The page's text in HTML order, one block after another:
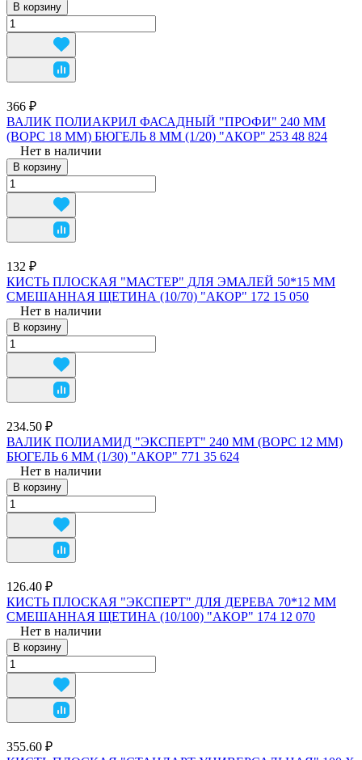
В корзину
366 ₽
ВАЛИК ПОЛИАКРИЛ ФАСАДНЫЙ "ПРОФИ" 240 ММ
(ВОРС 18 ММ) БЮГЕЛЬ 8 ММ (1/20) "АКОР" 253 48 824
Нет в наличии
В корзину
132 ₽
КИСТЬ ПЛОСКАЯ "МАСТЕР" ДЛЯ ЭМАЛЕЙ 50*15 ММ
СМЕШАННАЯ ЩЕТИНА (10/70) "АКОР" 172 15 050
Нет в наличии
В корзину
234.50 ₽
ВАЛИК ПОЛИАМИД "ЭКСПЕРТ" 240 ММ (ВОРС 12 ММ)
БЮГЕЛЬ 6 ММ (1/30) "АКОР" 771 35 624
Нет в наличии
В корзину
126.40 ₽
КИСТЬ ПЛОСКАЯ "ЭКСПЕРТ" ДЛЯ ДЕРЕВА 70*12 ММ
СМЕШАННАЯ ЩЕТИНА (10/100) "АКОР" 174 12 070
Нет в наличии
В корзину
355.60 ₽